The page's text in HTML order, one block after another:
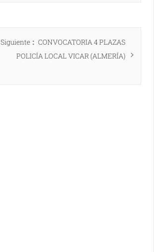
Siguiente
Entrada
siguiente:
CONVOCATORIA 4 PLAZAS
POLICÍA LOCAL VICAR (ALMERÍA)